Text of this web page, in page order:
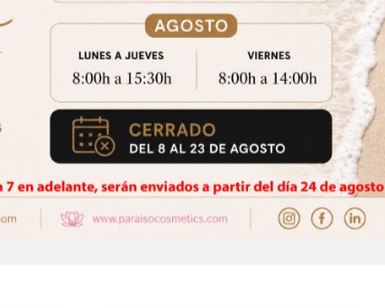
(100
Favorito
Gel Ultrasonido Transparente (5000 Ml)
los precios y realizar tus pedidos online.!
hacerlo desdeAqui!
CERRAR